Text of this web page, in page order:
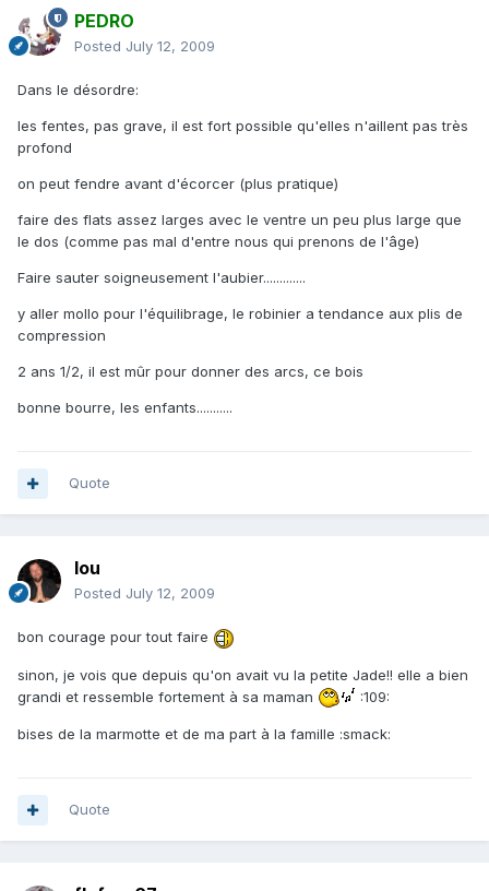
PEDRO
Posted July 12, 2009
Dans le désordre:
les fentes, pas grave, il est fort possible qu'elles n'aillent pas très
profond
on peut fendre avant d'écorcer (plus pratique)
faire des flats assez larges avec le ventre un peu plus large que
le dos (comme pas mal d'entre nous qui prenons de l'âge)
Faire sauter soigneusement l'aubier.............
y aller mollo pour l'équilibrage, le robinier a tendance aux plis de
compression
2 ans 1/2, il est mûr pour donner des arcs, ce bois
bonne bourre, les enfants...........
Quote
lou
Posted July 12, 2009
bon courage pour tout faire
sinon, je vois que depuis qu'on avait vu la petite Jade!! elle a bien
grandi et ressemble fortement à sa maman
:109:
bises de la marmotte et de ma part à la famille :smack:
Quote